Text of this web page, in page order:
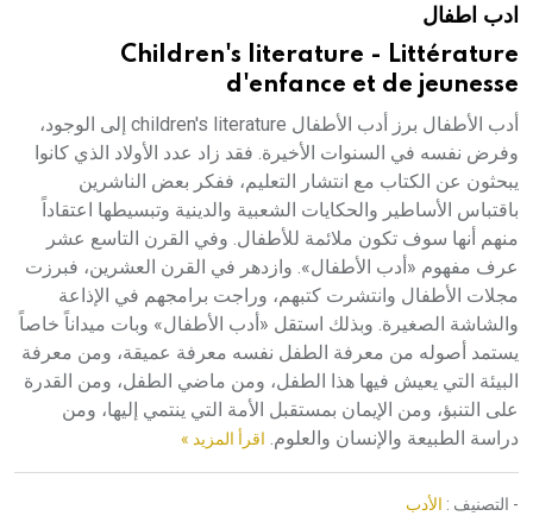
هيئة الموسوعة العربية تطلق موسوعات جديدة في عام 2026ادب اطفال
Children's literature - Littérature
d'enfance et de jeunesse
أدب الأطفال برز أدب الأطفال children's literature إلى الوجود،
وفرض نفسه في السنوات الأخيرة. فقد زاد عدد الأولاد الذي كانوا
يبحثون عن الكتاب مع انتشار التعليم، ففكر بعض الناشرين
باقتباس الأساطير والحكايات الشعبية والدينية وتبسيطها اعتقاداً
منهم أنها سوف تكون ملائمة للأطفال. وفي القرن التاسع عشر
عرف مفهوم «أدب الأطفال». وازدهر في القرن العشرين، فبرزت
مجلات الأطفال وانتشرت كتبهم، وراجت برامجهم في الإذاعة
والشاشة الصغيرة. وبذلك استقل «أدب الأطفال» وبات ميداناً خاصاً
يستمد أصوله من معرفة الطفل نفسه معرفة عميقة، ومن معرفة
البيئة التي يعيش فيها هذا الطفل، ومن ماضي الطفل، ومن القدرة
على التنبؤ، ومن الإيمان بمستقبل الأمة التي ينتمي إليها، ومن
دراسة الطبيعة والإنسان والعلوم. اقرأ المزيد »
- التصنيف : الأدب